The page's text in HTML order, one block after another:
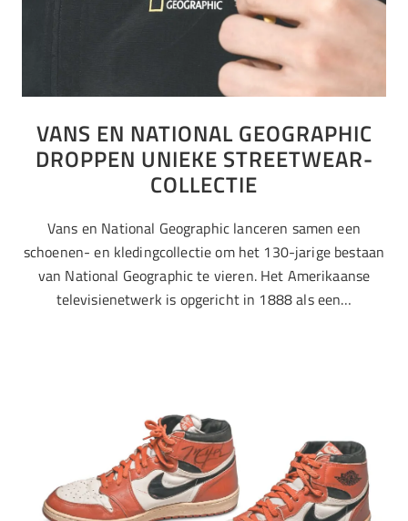
VANS EN NATIONAL GEOGRAPHIC
DROPPEN UNIEKE STREETWEAR-
COLLECTIE
Vans en National Geographic lanceren samen een
schoenen- en kledingcollectie om het 130-jarige bestaan
van National Geographic te vieren. Het Amerikaanse
televisienetwerk is opgericht in 1888 als een…